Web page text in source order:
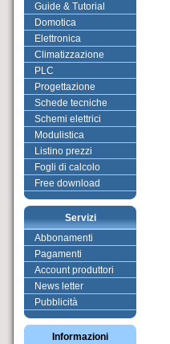
Guide & Tutorial
Domotica
Elettronica
Climatizzazione
PLC
Progettazione
Schede tecniche
Schemi elettrici
Modulistica
Listino prezzi
Fogli di calcolo
Free download
Servizi
Abbonamenti
Pagamenti
Account produttori
News letter
Pubblicità
Informazioni